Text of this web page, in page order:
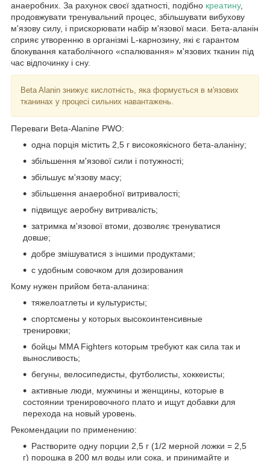
анаеробних. За рахунок своєї здатності, подібно креатину,
продовжувати тренувальний процес, збільшувати вибухову
м'язову силу, і прискорювати набір м'язової маси. Бета-аланін
сприяє утворенню в організмі L-карнозину, які є гарантом
блокування катаболічного «спалювання» м'язових тканин під
час відпочинку і сну.
Beta Alanin знижує кислотність, яка формується в м'язових
тканинах у процесі сильних навантажень.
Переваги Beta-Alanine PWO:
одна порція містить 2,5 г високоякісного бета-аланіну;
збільшення м'язової сили і потужності;
збільшує м'язову масу;
збільшення анаеробної витривалості;
підвищує аеробну витривалість;
затримка м'язової втоми, дозволяє тренуватися
довше;
добре змішуватися з іншими продуктами;
с удобным совочком для дозирования
Кому нужен прийом бета-аланина:
тяжелоатлеты и культуристы;
спортсмены у которых высокоинтенсивные
тренировки;
бойцы MMA Fighters которым требуют как сила так и
выносливость;
бегуны, велосипедисты, футболисты, хоккеисты;
активные люди, мужчины и женщины, которые в
состоянии тренировочного плато и ищут добавки для
перехода на новый уровень.
Рекомендации по применению:
Растворите одну порции 2,5 г (1/2 мерной ложки = 2,5
г) порошка в 200 мл воды или сока, и принимайте и